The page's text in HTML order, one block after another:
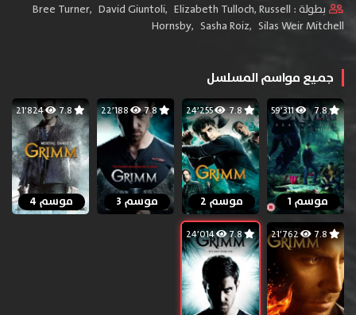
بطولة :
Bree Turner, David Giuntoli, Elizabeth Tulloch,Russell
Hornsby, Sasha Roiz, Silas Weir Mitchell
جميع مواسم المسلسل
7.8 59٬311
موسم 1
7.8 24٬255
موسم 2
7.8
موسم 3
7.8 21٬824
موسم 4
7.8 21٬762 7.8 24٬014